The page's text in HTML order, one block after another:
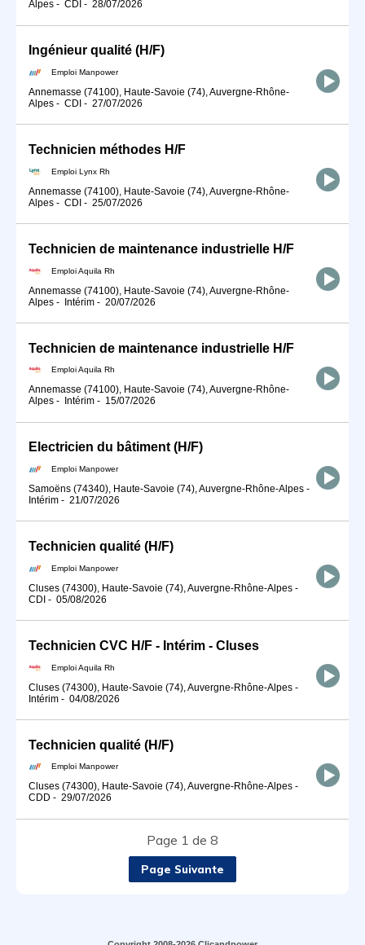
Alpes - CDI - 28/07/2026
Ingénieur qualité (H/F)
Emploi Manpower
Annemasse (74100), Haute-Savoie (74), Auvergne-Rhône-
Alpes - CDI - 27/07/2026
Technicien méthodes H/F
Emploi Lynx Rh
Annemasse (74100), Haute-Savoie (74), Auvergne-Rhône-
Alpes - CDI - 25/07/2026
Technicien de maintenance industrielle H/F
Emploi Aquila Rh
Annemasse (74100), Haute-Savoie (74), Auvergne-Rhône-
Alpes - Intérim - 20/07/2026
Technicien de maintenance industrielle H/F
Emploi Aquila Rh
Annemasse (74100), Haute-Savoie (74), Auvergne-Rhône-
Alpes - Intérim - 15/07/2026
Electricien du bâtiment (H/F)
Emploi Manpower
Samoëns (74340), Haute-Savoie (74), Auvergne-Rhône-Alpes -
Intérim - 21/07/2026
Technicien qualité (H/F)
Emploi Manpower
Cluses (74300), Haute-Savoie (74), Auvergne-Rhône-Alpes -
CDI - 05/08/2026
Technicien CVC H/F - Intérim - Cluses
Emploi Aquila Rh
Cluses (74300), Haute-Savoie (74), Auvergne-Rhône-Alpes -
Intérim - 04/08/2026
Technicien qualité (H/F)
Emploi Manpower
Cluses (74300), Haute-Savoie (74), Auvergne-Rhône-Alpes -
CDD - 29/07/2026
Page 1 de 8
Page Suivante